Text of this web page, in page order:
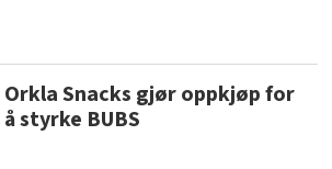
Orkla Snacks gjør oppkjøp for
å styrke BUBS